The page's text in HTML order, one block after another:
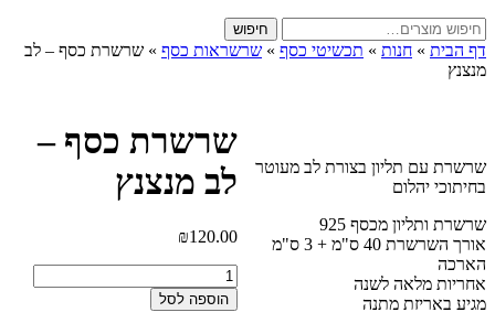
חיפוש
עבור:
חיפוש
דף הבית » חנות » תכשיטי כסף » שרשראות כסף » שרשרת כסף – לב
מנצנץ
שרשרת כסף –
לב מנצנץ
₪120.00
כמות
של
שרשרת
הוספה לסל
שרשרת עם תליון בצורת לב מעוטר
בחיתוכי יהלום
שרשרת ותליון מכסף 925
אורך השרשרת 40 ס"מ + 3 ס"מ
הארכה
אחריות מלאה לשנה
מגיע באריזת מתנה